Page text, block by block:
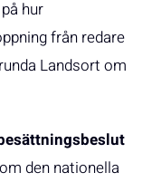
hur
från redare
Landsort om
den nationella